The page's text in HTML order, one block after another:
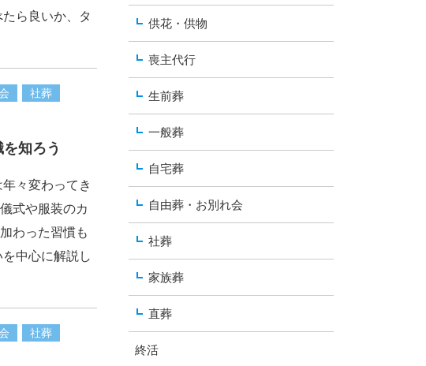
ら良いか、タ
社葬
知ろう
々変わってき
式や服装のカ
わった習慣も
中心に解説し
社葬
供花・供物
喪主代行
生前葬
一般葬
自宅葬
自由葬・お別れ会
社葬
家族葬
直葬
終活